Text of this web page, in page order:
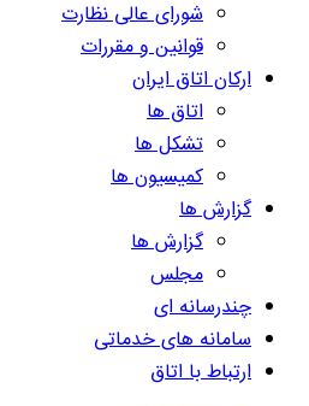
شورای عالی نظارت
قوانین و مقررات
ارکان اتاق ایران
اتاق ها
تشکل ها
کمیسیون ها
گزارش ها
گزارش ها
مجلس
چندرسانه ای
سامانه های خدماتی
ارتباط با اتاق